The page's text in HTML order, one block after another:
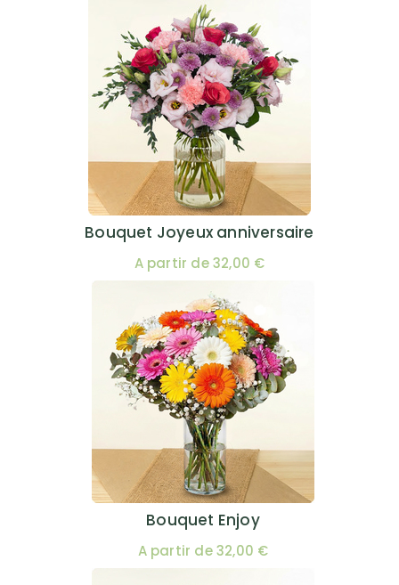
Bouquet Joyeux anniversaire
A partir de 32,00 €
Bouquet Enjoy
A partir de 32,00 €